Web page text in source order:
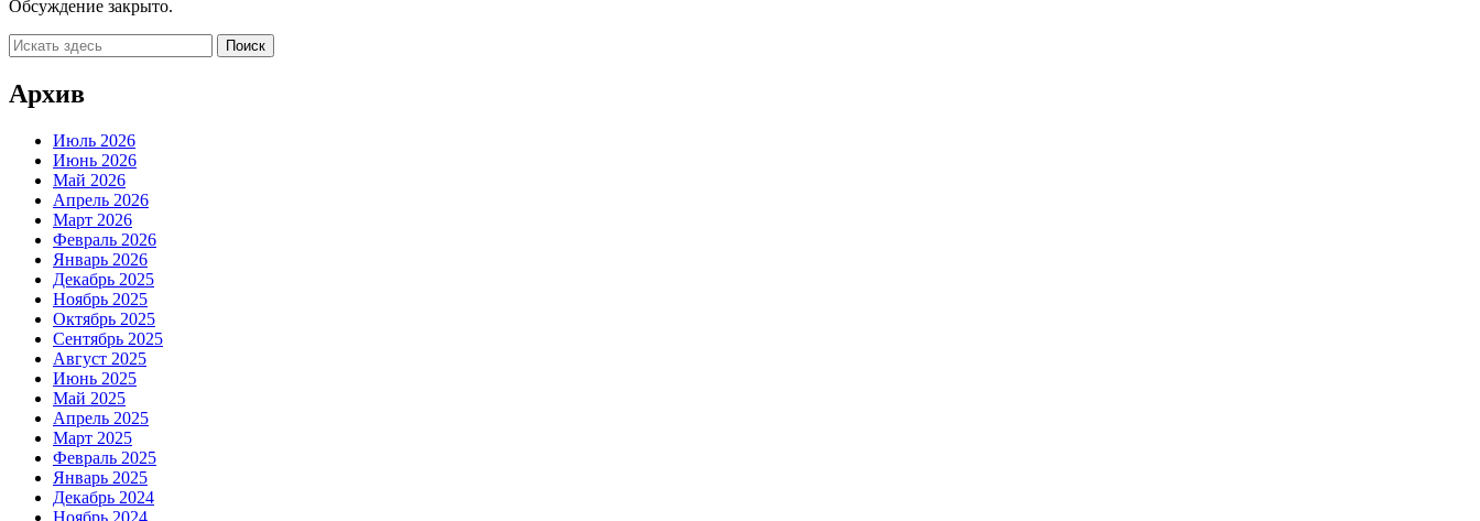
Обсуждение закрыто.
Архив
Июль 2026
Июнь 2026
Май 2026
Апрель 2026
Март 2026
Февраль 2026
Январь 2026
Декабрь 2025
Ноябрь 2025
Октябрь 2025
Сентябрь 2025
Август 2025
Июнь 2025
Май 2025
Апрель 2025
Март 2025
Февраль 2025
Январь 2025
Декабрь 2024
Ноябрь 2024